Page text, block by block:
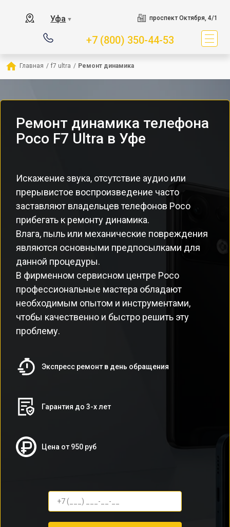
Уфа ▼ проспект Октября, 4/1
+7 (800) 350-44-53
Главная / f7 ultra / Ремонт динамика
Ремонт динамика телефона
Poco F7 Ultra в Уфе
Искажение звука, отсутствие аудио или
прерывистое воспроизведение часто
заставляют владельцев телефонов Poco
прибегать к ремонту динамика.
Влага, пыль или механические повреждения
являются основными предпосылками для
данной процедуры.
В фирменном сервисном центре Poco
профессиональные мастера обладают
необходимым опытом и инструментами,
чтобы качественно и быстро решить эту
проблему.
Экспресс ремонт в день обращения
Гарантия до 3-х лет
Цена от 950 руб